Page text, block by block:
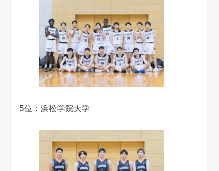
5位：浜松学院大学